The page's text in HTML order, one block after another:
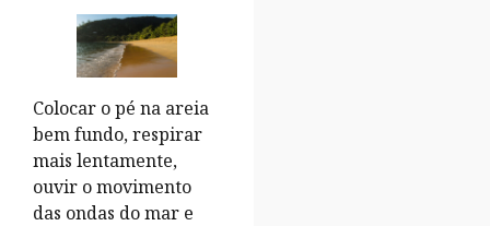
Colocar o pé na areia
bem fundo, respirar
mais lentamente,
ouvir o movimento
das ondas do mar e